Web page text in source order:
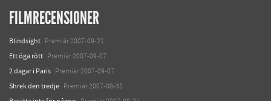
FILMRECENSIONER
Blindsight Premiär 2007-09-21
Ett öga rött Premiär 2007-09-07
2 dagar i Paris Premiär 2007-09-07
Shrek den tredje Premiär 2007-08-31